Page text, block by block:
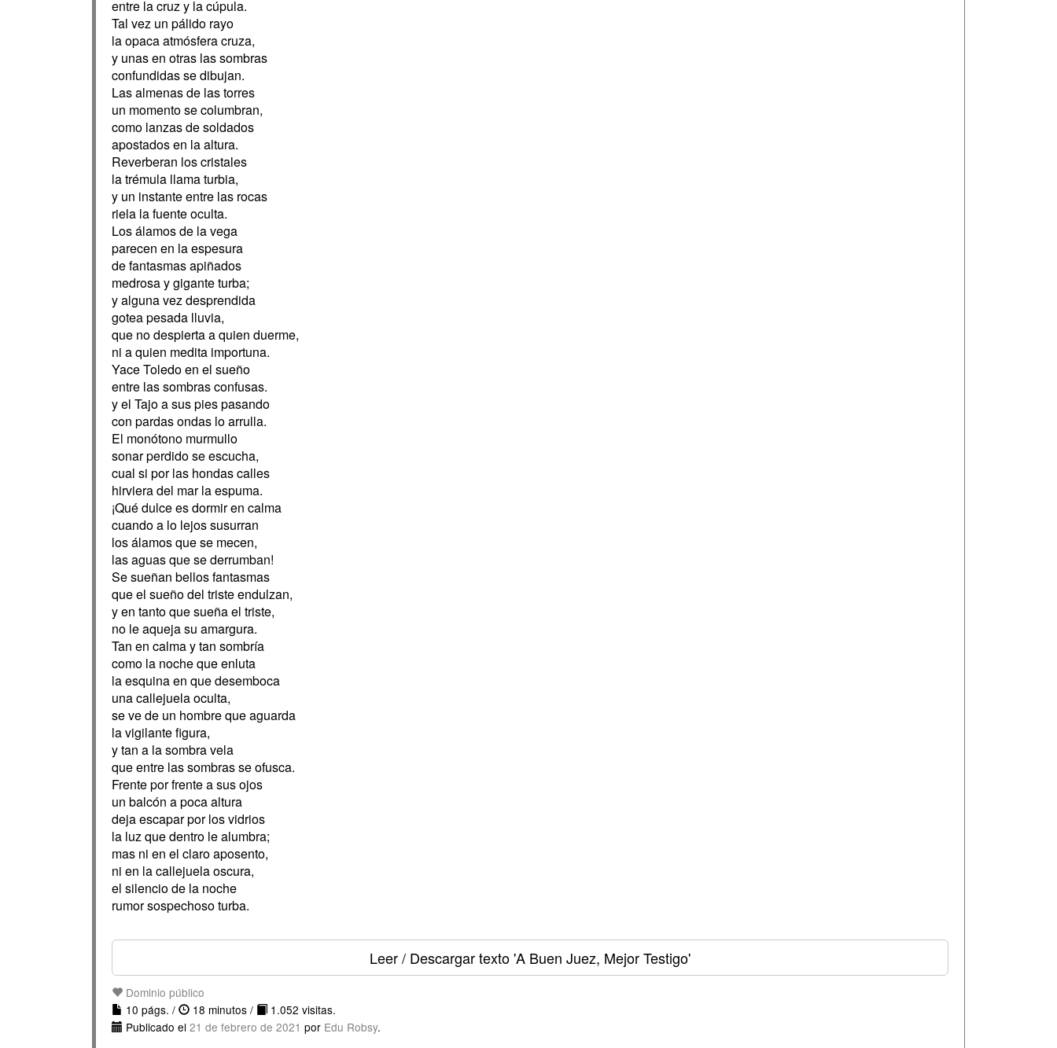
entre la cruz y la cúpula.
Tal vez un pálido rayo
la opaca atmósfera cruza,
y unas en otras las sombras
confundidas se dibujan.
Las almenas de las torres
un momento se columbran,
como lanzas de soldados
apostados en la altura.
Reverberan los cristales
la trémula llama turbia,
y un instante entre las rocas
riela la fuente oculta.
Los álamos de la vega
parecen en la espesura
de fantasmas apiñados
medrosa y gigante turba;
y alguna vez desprendida
gotea pesada lluvia,
que no despierta a quien duerme,
ni a quien medita importuna.
Yace Toledo en el sueño
entre las sombras confusas.
y el Tajo a sus pies pasando
con pardas ondas lo arrulla.
El monótono murmullo
sonar perdido se escucha,
cual si por las hondas calles
hirviera del mar la espuma.
¡Qué dulce es dormir en calma
cuando a lo lejos susurran
los álamos que se mecen,
las aguas que se derrumban!
Se sueñan bellos fantasmas
que el sueño del triste endulzan,
y en tanto que sueña el triste,
no le aqueja su amargura.
Tan en calma y tan sombría
como la noche que enluta
la esquina en que desemboca
una callejuela oculta,
se ve de un hombre que aguarda
la vigilante figura,
y tan a la sombra vela
que entre las sombras se ofusca.
Frente por frente a sus ojos
un balcón a poca altura
deja escapar por los vidrios
la luz que dentro le alumbra;
mas ni en el claro aposento,
ni en la callejuela oscura,
el silencio de la noche
rumor sospechoso turba.
Leer / Descargar texto'A Buen Juez, Mejor Testigo'
Dominio público
10 págs. /
18 minutos /
1.052 visitas.
Publicado el 21 de febrero de 2021 por Edu Robsy.